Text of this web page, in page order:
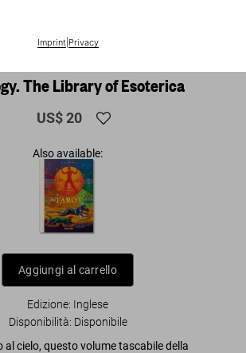
Imprint| Privacy
1/9
The Library of Esoterica
US$ 20
Also available:
Aggiungi al carrello
Edizione: Inglese
Disponibilità: Disponibile
al cielo, questo volume tascabile della